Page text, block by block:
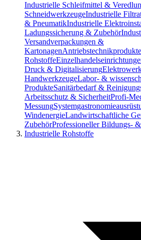
Industrielle Schleifmittel &
SchneidwerkzeugeIndustrielle
& PneumatikIndustrielle
Ladungssicherung & Zubehör
Versandverpackungen &
KartonagenAntriebstechnikprodukte
Rohstoffe
Druck & Digitalisierung
HandwerkzeugeLabor- &
ProdukteSanitärbedarf &
Arbeitsschutz & SicherheitProfi-
Messung
WindenergieLandwirtschaftliche
ZubehörProfessioneller Bildungs-
Industrielle Rohstoffe